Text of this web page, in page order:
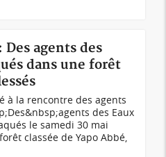
agents des
dans une forêt
à la rencontre des agents
des Eaux
le samedi 30 mai
classée de Yapo Abbé,